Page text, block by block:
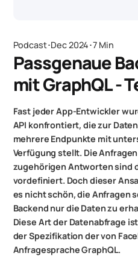
Podcast･Dec 2024･7 Min
Passgenaue
mit GraphQL -
Fast jeder App-Entwickler
API konfrontiert, die zur
mehrere Endpunkte mit
Verfügung stellt. Die
zugehörigen Antworten sind
vordefiniert. Doch dieser
es nicht schön, die Anfragen
Backend nur die Daten zu
Diese Art der Datenabfrage
der Spezifikation der von
Anfragesprache GraphQL.